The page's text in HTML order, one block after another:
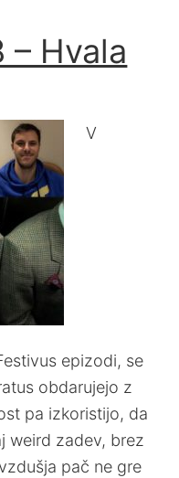
– Hvala
V
epizodi, se
obdarujejo z
pa izkoristijo, da
weird zadev, brez
pač ne gre